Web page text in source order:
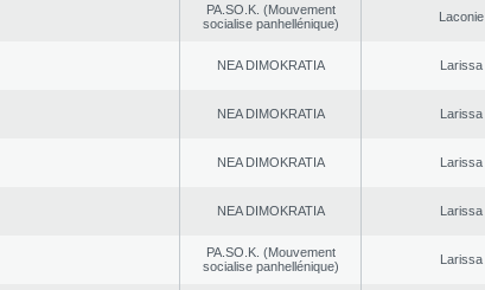
PA.SO.K. (Mouvement
socialise panhellénique)
Laconie
NEA DΙMOKRATIA Larissa
NEA DΙMOKRATIA Larissa
NEA DΙMOKRATIA Larissa
NEA DΙMOKRATIA Larissa
PA.SO.K. (Mouvement
socialise panhellénique)
Larissa